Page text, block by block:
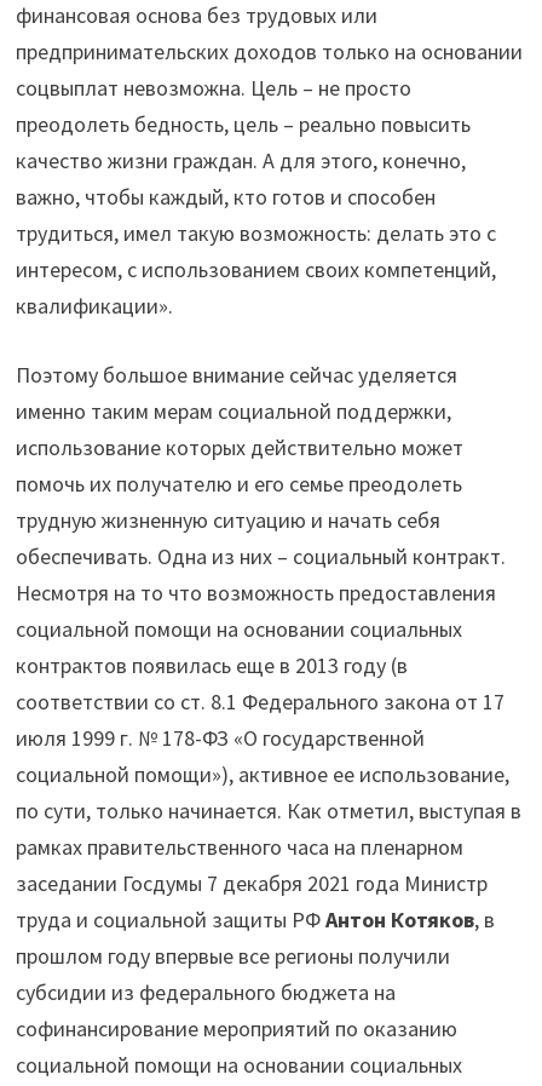
финансовая основа без трудовых или
предпринимательских доходов только на основании
соцвыплат невозможна. Цель – не просто
преодолеть бедность, цель – реально повысить
качество жизни граждан. А для этого, конечно,
важно, чтобы каждый, кто готов и способен
трудиться, имел такую возможность: делать это с
интересом, с использованием своих компетенций,
квалификации».
Поэтому большое внимание сейчас уделяется
именно таким мерам социальной поддержки,
использование которых действительно может
помочь их получателю и его семье преодолеть
трудную жизненную ситуацию и начать себя
обеспечивать. Одна из них – социальный контракт.
Несмотря на то что возможность предоставления
социальной помощи на основании социальных
контрактов появилась еще в 2013 году (в
соответствии со ст. 8.1 Федерального закона от 17
июля 1999 г. № 178-ФЗ «О государственной
социальной помощи»), активное ее использование,
по сути, только начинается. Как отметил, выступая в
рамках правительственного часа на пленарном
заседании Госдумы 7 декабря 2021 года Министр
труда и социальной защиты РФАнтон Котяков, в
прошлом году впервые все регионы получили
cубсидии из федерального бюджета на
софинансирование мероприятий по оказанию
социальной помощи на основании социальных